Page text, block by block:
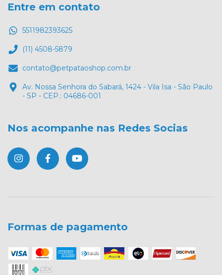
Entre em contato
5511982393625
(11) 4508-5879
contato@petpataoshop.com.br
Av. Nossa Senhora do Sabará, 1424 - Vila Isa - São Paulo
- SP - CEP.: 04686-001
Nos acompanhe nas Redes Socias
Formas de pagamento